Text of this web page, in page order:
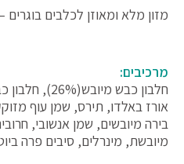
מזון מלא ומאוזן לכלבים בוגרים
מרכיבים:
אורז באלדו, תירס, שמן עוף
בירה מיובשים, שמן אנשובי,
מיובשת, מינרלים, סיבים פרה